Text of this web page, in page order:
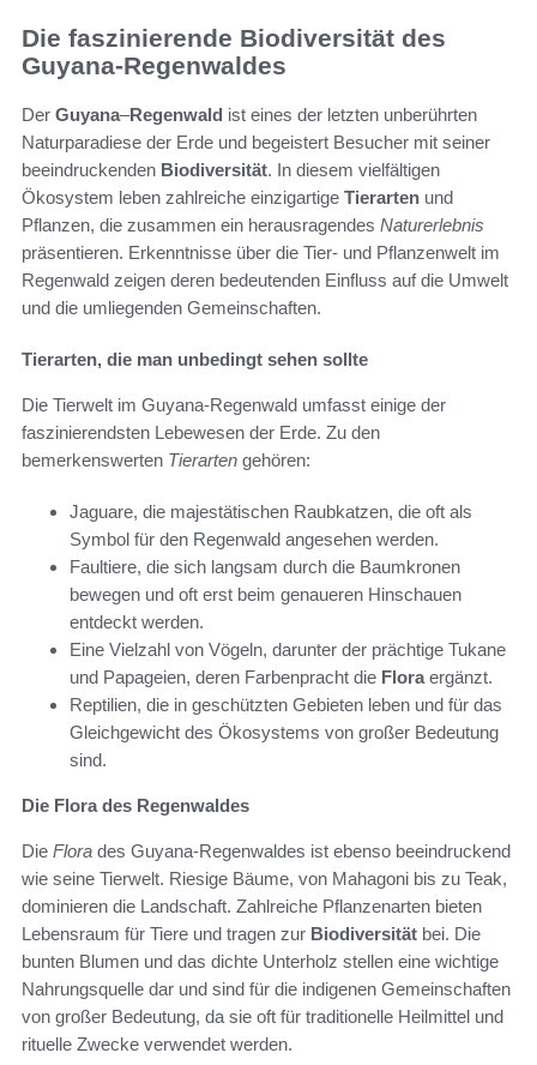
Die faszinierende Biodiversität des
Guyana-Regenwaldes
Der Guyana–Regenwald ist eines der letzten unberührten
Naturparadiese der Erde und begeistert Besucher mit seiner
beeindruckenden Biodiversität. In diesem vielfältigen
Ökosystem leben zahlreiche einzigartige Tierarten und
Pflanzen, die zusammen ein herausragendes Naturerlebnis
präsentieren. Erkenntnisse über die Tier- und Pflanzenwelt im
Regenwald zeigen deren bedeutenden Einfluss auf die Umwelt
und die umliegenden Gemeinschaften.
Tierarten, die man unbedingt sehen sollte
Die Tierwelt im Guyana-Regenwald umfasst einige der
faszinierendsten Lebewesen der Erde. Zu den
bemerkenswerten Tierarten gehören:
Jaguare, die majestätischen Raubkatzen, die oft als
Symbol für den Regenwald angesehen werden.
Faultiere, die sich langsam durch die Baumkronen
bewegen und oft erst beim genaueren Hinschauen
entdeckt werden.
Eine Vielzahl von Vögeln, darunter der prächtige Tukane
und Papageien, deren Farbenpracht die Floraergänzt.
Reptilien, die in geschützten Gebieten leben und für das
Gleichgewicht des Ökosystems von großer Bedeutung
sind.
Die Flora des Regenwaldes
Die Flora des Guyana-Regenwaldes ist ebenso beeindruckend
wie seine Tierwelt. Riesige Bäume, von Mahagoni bis zu Teak,
dominieren die Landschaft. Zahlreiche Pflanzenarten bieten
Lebensraum für Tiere und tragen zur Biodiversität bei. Die
bunten Blumen und das dichte Unterholz stellen eine wichtige
Nahrungsquelle dar und sind für die indigenen Gemeinschaften
von großer Bedeutung, da sie oft für traditionelle Heilmittel und
rituelle Zwecke verwendet werden.